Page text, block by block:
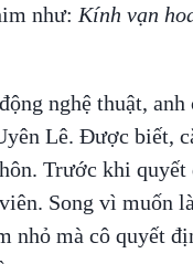
như: Kính vạn
nghệ thuật,
Lê. Được biết,
Trước khi
Song vì muốn
nhỏ mà cô quyết